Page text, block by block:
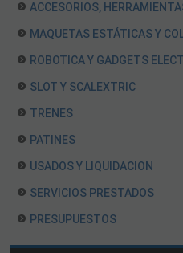
ACCESORIOS,
MAQUETAS ESTÁTICAS Y
ROBOTICA Y GADGETS
SLOT Y SCALEXTRIC
TRENES
PATINES
USADOS Y LIQUIDACION
SERVICIOS PRESTADOS
PRESUPUESTOS